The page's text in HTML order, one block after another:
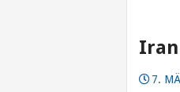
Iran
7.